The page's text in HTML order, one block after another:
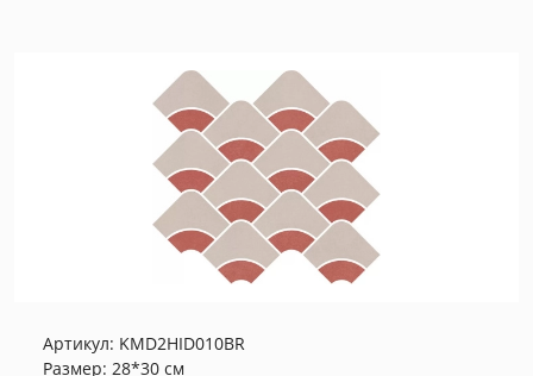
Артикул: KMD2HID010BR
Размер: 28*30 см